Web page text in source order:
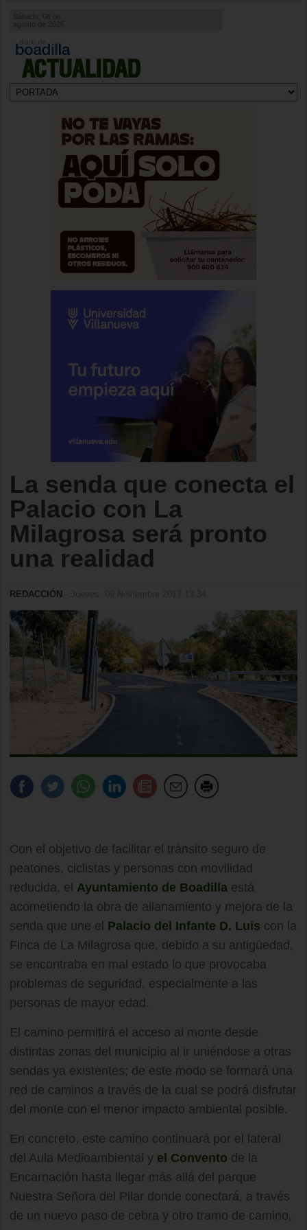
ACTUALIDAD
Sábado, 08 de
agosto de 2026
La senda que conecta el
Palacio con La
Milagrosa será pronto
una realidad
REDACCIÓN
Con el objetivo de facilitar el tránsito seguro de
peatones, ciclistas y personas con movilidad
reducida, el Ayuntamiento de Boadilla está
acometiendo la obra de allanamiento y mejora de la
senda que une el Palacio del Infante D. Luis con la
Finca de La Milagrosa que, debido a su antigüedad,
se encontraba en mal estado lo que provocaba
problemas de seguridad, especialmente a las
personas de mayor edad.
El camino permitirá el acceso al monte desde
distintas zonas del municipio al ir uniéndose a otras
sendas ya existentes; de este modo se formará una
red de caminos a través de la cual se podrá disfrutar
del monte con el menor impacto ambiental posible.
En concreto, este camino continuará por el lateral
del Aula Medioambiental y el Convento de la
Encarnación hasta llegar más allá del parque
Nuestra Señora del Pilar donde conectará, a través
de un nuevo paso de cebra y otro tramo de camino,